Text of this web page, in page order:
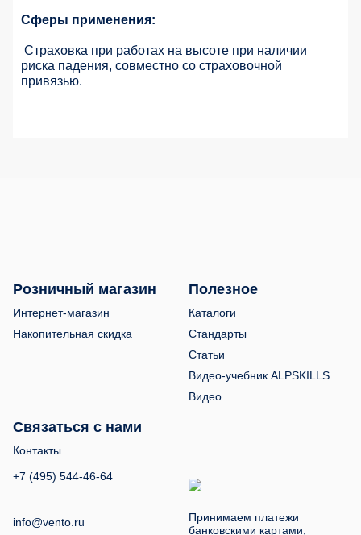
Сферы применения:
Страховка при работах на высоте при наличии
риска падения, совместно со страховочной
привязью.
Розничный магазин
Интернет-магазин
Накопительная скидка
Полезное
Каталоги
Стандарты
Статьи
Видео-учебник ALPSKILLS
Видео
Связаться с нами
Контакты
+7 (495) 544-46-64
info@vento.ru
Принимаем платежи
банковскими картами,